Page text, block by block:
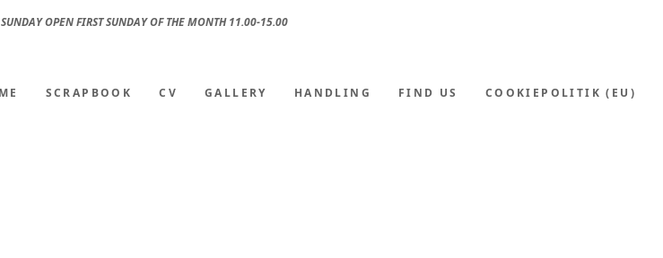
OPEN FIRST SUNDAY OF THE MONTH 11.00-15.00
SCRAPBOOK CV GALLERY HANDLING FIND US COOKIEPOLITIK (EU)